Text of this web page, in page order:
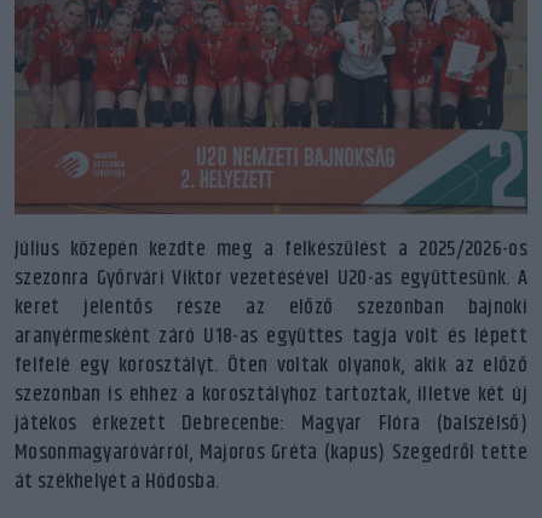
Július közepén kezdte meg a felkészülést a 2025/2026-os
szezonra Győrvári Viktor vezetésével U20-as együttesünk. A
keret jelentős része az előző szezonban bajnoki
aranyérmesként záró U18-as együttes tagja volt és lépett
felfelé egy korosztályt. Öten voltak olyanok, akik az előző
szezonban is ehhez a korosztályhoz tartoztak, illetve két új
játékos érkezett Debrecenbe: Magyar Flóra (balszélső)
Mosonmagyaróvárról, Majoros Gréta (kapus) Szegedről tette
át székhelyét a Hódosba.